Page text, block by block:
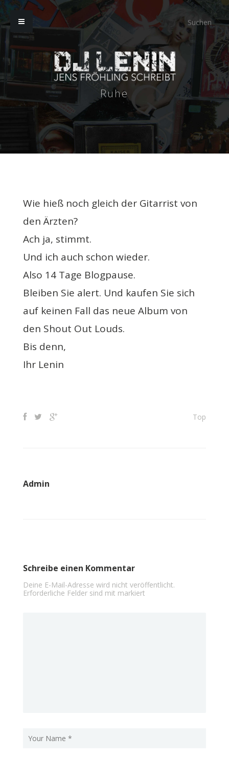
Ruhe
Wie hieß noch gleich der Gitarrist von
den Ärzten?
Ach ja, stimmt.
Und ich auch schon wieder.
Also 14 Tage Blogpause.
Bleiben Sie alert. Und kaufen Sie sich
auf keinen Fall das neue Album von
den Shout Out Louds.
Bis denn,
Ihr Lenin
Top
Admin
Schreibe einen Kommentar
Deine E-Mail-Adresse wird nicht veröffentlicht.
Erforderliche Felder sind mit markiert